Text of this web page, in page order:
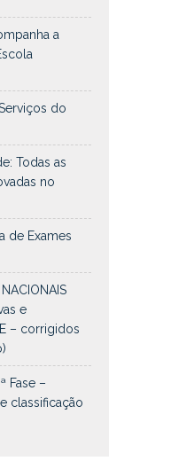
a
do
Todas as
no
de Exames
e
– corrigidos
Fase –
classificação